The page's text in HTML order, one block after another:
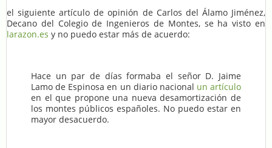
el siguiente artículo de opinión de Carlos del Álamo Jiménez,
Decano del Colegio de Ingenieros de Montes, se ha visto en
larazon.es y no puedo estar más de acuerdo:
Hace un par de días formaba el señor D. Jaime
Lamo de Espinosa en un diario nacional un artículo
en el que propone una nueva desamortización de
los montes públicos españoles. No puedo estar en
mayor desacuerdo.